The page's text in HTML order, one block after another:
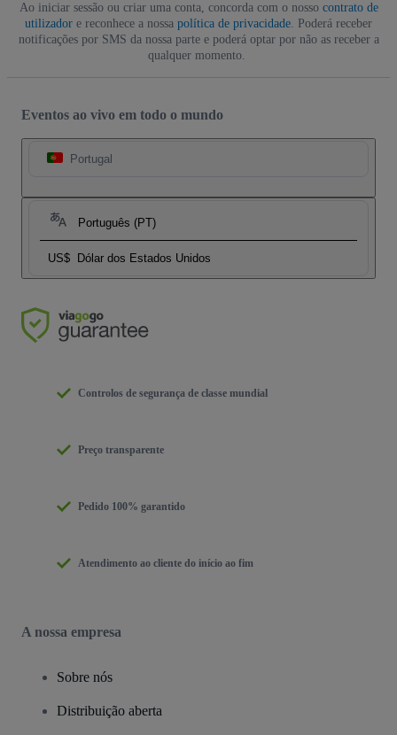
Ao iniciar sessão ou criar uma conta, concorda com o nosso contrato de
utilizador e reconhece a nossa política de privacidade. Poderá receber
notificações por SMS da nossa parte e poderá optar por não as receber a
qualquer momento.
Eventos ao vivo em todo o mundo
Portugal
Português (PT)
US$ Dólar dos Estados Unidos
Controlos de segurança de classe mundial
Preço transparente
Pedido 100% garantido
Atendimento ao cliente do início ao fim
A nossa empresa
Sobre nós
Distribuição aberta